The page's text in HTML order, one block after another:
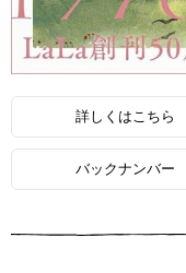
詳しくはこちら
バックナンバー